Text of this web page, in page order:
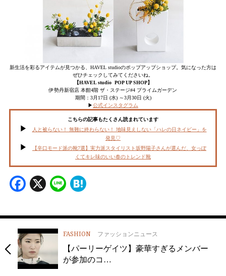
新生活を彩るアイテムが見つかる、HAVEL studioのポップアップショップ。気になった方は
ぜひチェックしてみてくださいね。
【HAVEL studio POP UP SHOP】
伊勢丹新宿店 本館4階 ザ・ステージ#4 プライムガーデン
期間：3月17日 (水) ～3月30日 (火)
▶︎公式インスタグラム
こちらの記事もたくさん読まれています
人と被らない！ 無難に終わらない！ 地味見えしない「ハレの日ネイビー」を
発見♡
【辛口モード派の靴7選】実力派スタイリスト坂野陽子さんが選んだ、女っぽ
くてキレ味のいい春のトレンド靴
Facebook
X Line
FASHION ファッションニュース
【パーリーゲイツ】豪華すぎるメンバー
が参加のコ…